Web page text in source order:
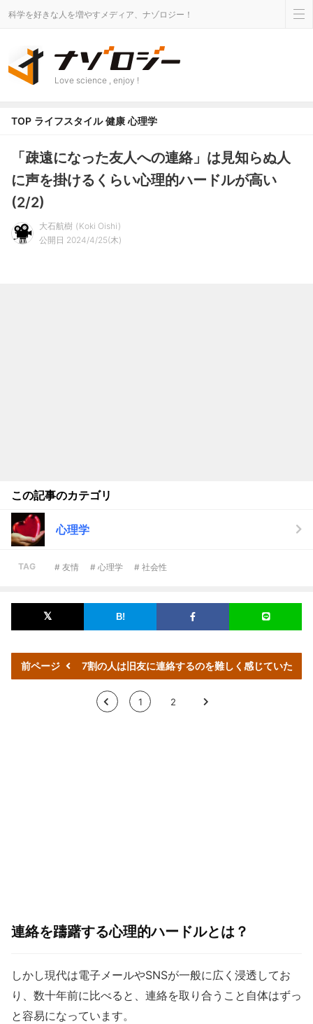
科学を好きな人を増やすメディア、ナゾロジー！
Love science , enjoy !
TOP ライフスタイル 健康 心理学
「疎遠になった友人への連絡」は見知らぬ人
に声を掛けるくらい心理的ハードルが高い
(2/2)
大石航樹
Koki Oishi
公開日 2024/4/25(木)
この記事のカテゴリ
心理学
TAG # 友情 # 心理学 # 社会性
前ページ 7割の人は旧友に連絡するのを難しく感じていた
< 1 2 >
連絡を躊躇する心理的ハードルとは？
しかし現代は電子メールやSNSが一般に広く浸透してお
り、数十年前に比べると、連絡を取り合うこと自体はずっ
と容易になっています。